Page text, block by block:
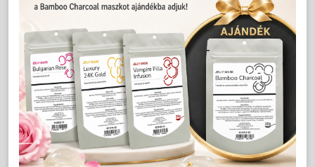
Panthenol
Allantoin
Körömvirág-kivonat
Centella kivonat
Miért jó választás?
napozás utánnyugtatja a bőrt, támogatja a
komfortérzet helyreállítását